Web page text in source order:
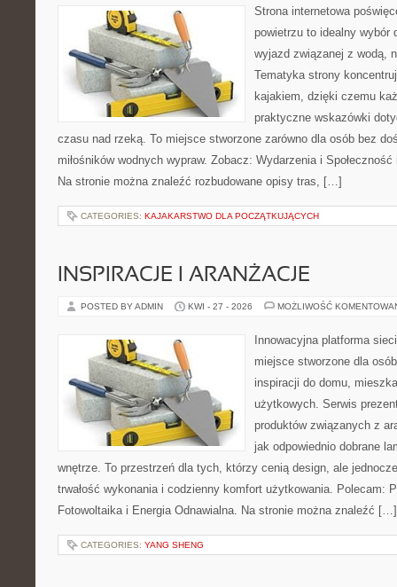
Strona internetowa
powietrzu to idealny wybór
wyjazd związanej z wodą,
Tematyka strony
kajakiem, dzięki czemu
praktyczne wskazówki
czasu nad rzeką. To miejsce stworzone zarówno dla osób bez
miłośników wodnych wypraw. Zobacz: Wydarzenia i
Na stronie można znaleźć rozbudowane opisy tras, […]
CATEGORIES: KAJAKARSTWO DLA POCZĄTKUJĄCYCH
INSPIRACJE I ARANŻACJE
POSTED BY ADMIN KWI - 27 - 2026 MOŻLIWOŚĆ
Innowacyjna platforma
miejsce stworzone dla
inspiracji do domu,
użytkowych. Serwis
produktów związanych z
jak odpowiednio dobrane
wnętrze. To przestrzeń dla tych, którzy cenią design, ale
trwałość wykonania i codzienny komfort użytkowania. Polecam:
Fotowoltaika i Energia Odnawialna. Na stronie można znaleźć […]
CATEGORIES: YANG SHENG